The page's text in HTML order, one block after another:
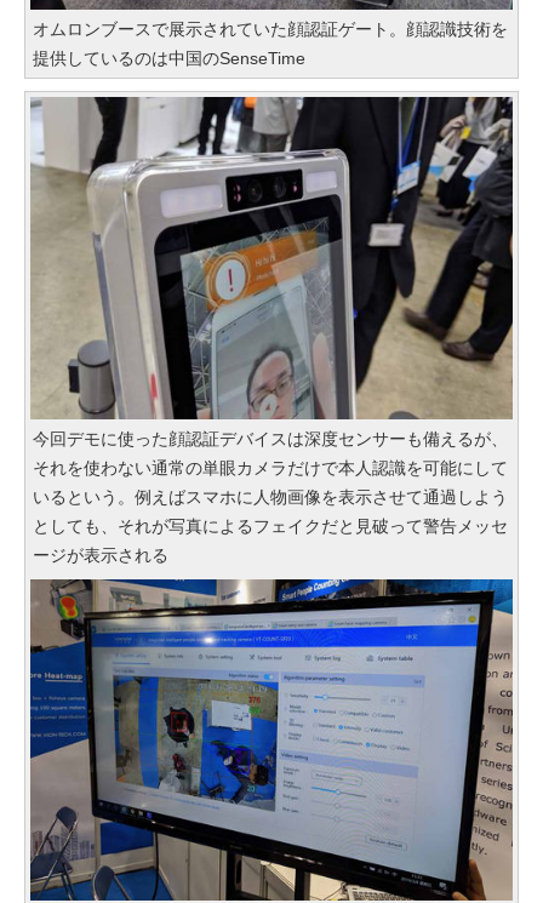
オムロンブースで展示されていた顔認証ゲート。顔認識技術を
提供しているのは中国のSenseTime
今回デモに使った顔認証デバイスは深度センサーも備えるが、
それを使わない通常の単眼カメラだけで本人認識を可能にして
いるという。例えばスマホに人物画像を表示させて通過しよう
としても、それが写真によるフェイクだと見破って警告メッセ
ージが表示される